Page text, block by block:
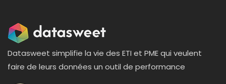
Datasweet simplifie la vie des ETI et PME qui veulent
faire de leurs données un outil de performance